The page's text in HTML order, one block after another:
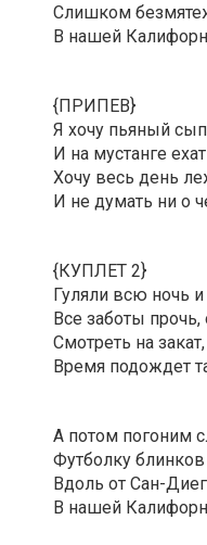
Слишком
В нашей
{ПРИПЕВ}
Я хочу пьяный
И на мустанге
Хочу весь день
И не думать ни о
{КУПЛЕТ 2}
Гуляли всю ночь
Все заботы прочь,
Смотреть на
Время подождет
А потом погоним
Футболку
Вдоль от Сан-
В нашей